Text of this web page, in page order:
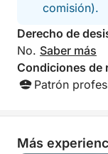
comisión).
Derecho de
No. Saber más
Condiciones de
Patrón
Más